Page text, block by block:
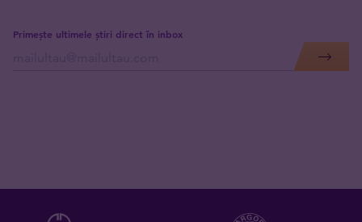
Primește ultimele știri direct în inbox